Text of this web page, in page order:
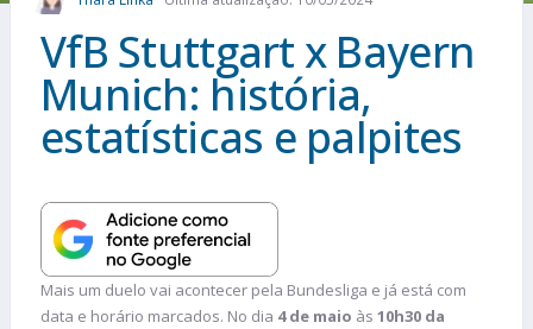
MAIS ESPORTES
VfB Stuttgart x Bayern
Munich: história,
estatísticas e palpites
Mais um duelo vai acontecer pela Bundesliga e já está com
data e horário marcados. No dia 4 de maio às 10h30 da